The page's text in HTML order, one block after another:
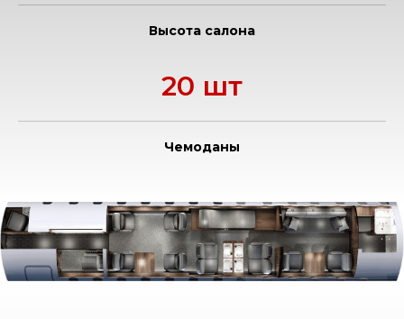
Высота салона
20 шт
Чемоданы